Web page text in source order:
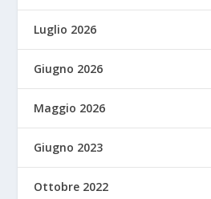
Luglio 2026
Giugno 2026
Maggio 2026
Giugno 2023
Ottobre 2022